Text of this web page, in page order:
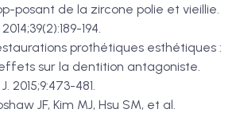
posant de la zircone polie et vieillie.
194.
prothétiques esthétiques :
sur la dentition antagoniste.
2015;9:473-481.
JF, Kim MJ, Hsu SM, et al.